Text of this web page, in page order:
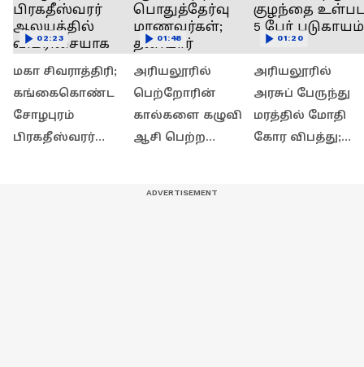
மகா சிவராத்திரி;
கங்கைகொண்ட
சோழபுரம்
பிரகதீஸ்வரர்
02:23
அரியலூரில்
பெற்றோரின்
கால்களை கழுவி
ஆசி பெற்ற
01:48
அரியலூரில்
அரசுப் பேருந்து
மரத்தில் மோதி
கோர விபத்து;
01:20